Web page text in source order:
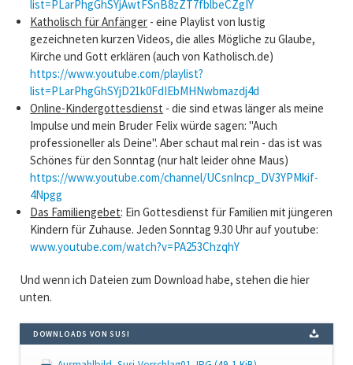
list=PLarPhgGhSYjAwtFSnB8zZT7fblbeCZgIY
Katholisch für Anfänger - eine Playlist von lustig
gezeichneten kurzen Videos, die alles Mögliche zu Glaube,
Kirche und Gott erklären (auch von Katholisch.de)
https://www.youtube.com/playlist?
list=PLarPhgGhSYjD21k0FdIEbMHNwbmazdj4d
Online-Kindergottesdienst - die sind etwas länger als meine
Impulse und mein Bruder Felix würde sagen: "Auch
professioneller als Deine". Aber schaut mal rein - das ist was
Schönes für den Sonntag (nur halt leider ohne Maus)
https://www.youtube.com/channel/UCsnIncp_DV3YPMkif-
4Npgg
Das Familiengebet: Ein Gottesdienst für Familien mit jüngeren
Kindern für Zuhause. Jeden Sonntag 9.30 Uhr auf youtube:
www.youtube.com/watch?v=PA253ChzqhY
Und wenn ich Dateien zum Download habe, stehen die hier
unten.
DOWNLOADS VON SUSI